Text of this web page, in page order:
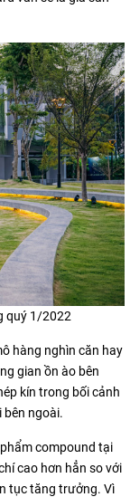
quý 1/2022
hàng nghìn căn hay
gian ồn ào bên
kín trong bối cảnh
bên ngoài.
compound tại
cao hơn hẳn so với
tục tăng trưởng. Vì